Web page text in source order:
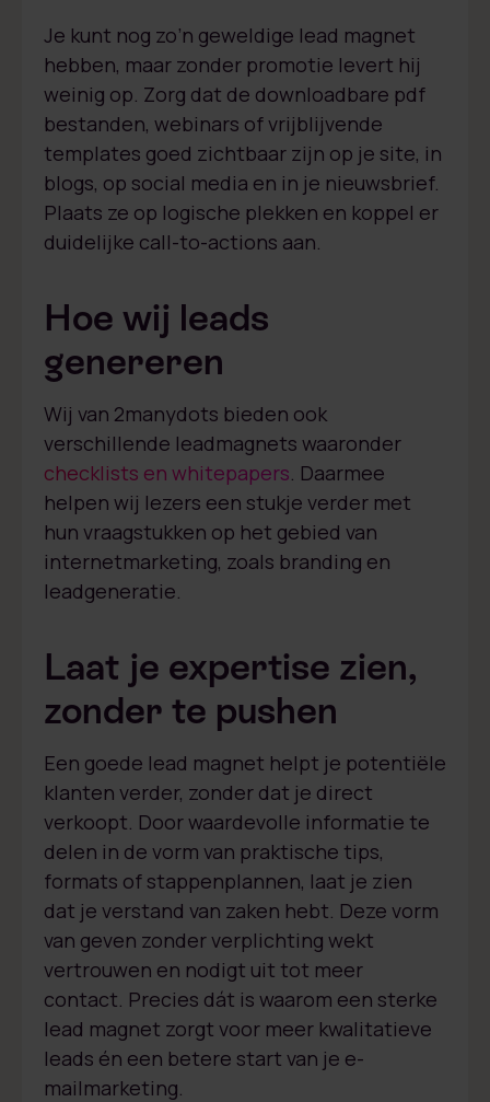
Je kunt nog zo’n geweldige lead magnet
hebben, maar zonder promotie levert hij
weinig op. Zorg dat de downloadbare pdf
bestanden, webinars of vrijblijvende
templates goed zichtbaar zijn op je site, in
blogs, op social media en in je nieuwsbrief.
Plaats ze op logische plekken en koppel er
duidelijke call-to-actions aan.
Hoe wij leads
genereren
Wij van 2manydots bieden ook
verschillende leadmagnets waaronder
checklists en whitepapers. Daarmee
helpen wij lezers een stukje verder met
hun vraagstukken op het gebied van
internetmarketing, zoals branding en
leadgeneratie.
Laat je expertise zien,
zonder te pushen
Een goede lead magnet helpt je potentiële
klanten verder, zonder dat je direct
verkoopt. Door waardevolle informatie te
delen in de vorm van praktische tips,
formats of stappenplannen, laat je zien
dat je verstand van zaken hebt. Deze vorm
van geven zonder verplichting wekt
vertrouwen en nodigt uit tot meer
contact. Precies dát is waarom een sterke
lead magnet zorgt voor meer kwalitatieve
leads én een betere start van je e-
mailmarketing.